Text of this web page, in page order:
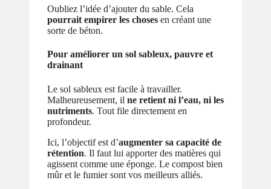
Oubliez l’idée d’ajouter du sable. Cela
pourrait empirer les choses en créant une
sorte de béton.
Pour améliorer un sol sableux, pauvre et
drainant
Le sol sableux est facile à travailler.
Malheureusement, il ne retient ni l’eau, ni les
nutriments. Tout file directement en
profondeur.
Ici, l’objectif est d’augmenter sa capacité de
rétention. Il faut lui apporter des matières qui
agissent comme une éponge. Le compost bien
mûr et le fumier sont vos meilleurs alliés.